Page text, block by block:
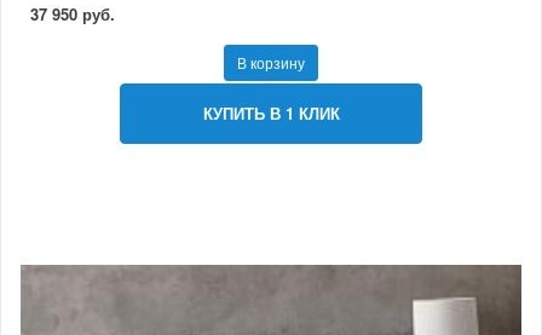
37 950 руб.
В корзину
КУПИТЬ В 1 КЛИК